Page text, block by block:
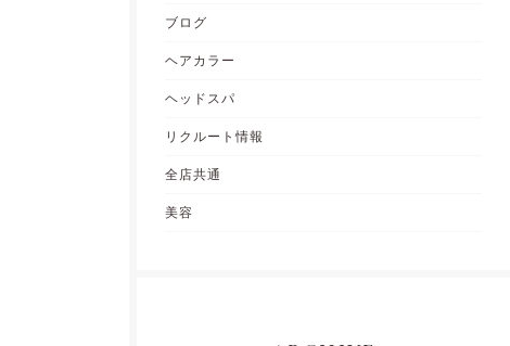
ブログ
ヘアカラー
ヘッドスパ
リクルート情報
全店共通
美容